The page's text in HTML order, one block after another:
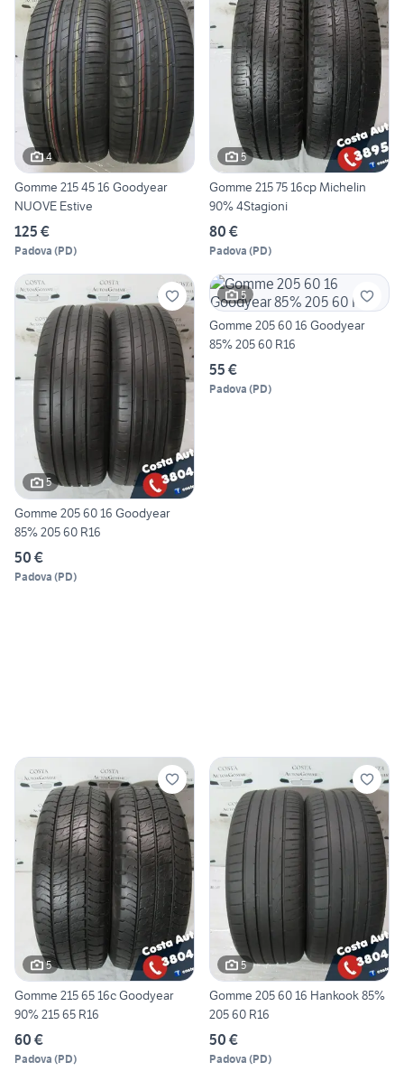
4
Gomme 215 45 16 Goodyear
NUOVE Estive
125 €
Padova (PD)
5
Gomme 215 75 16cp Michelin
90% 4Stagioni
80 €
Padova (PD)
5
Gomme 205 60 16 Goodyear
85% 205 60 R16
50 €
Padova (PD)
5
Gomme 205 60 16 Goodyear
85% 205 60 R16
55 €
Padova (PD)
5
Gomme 215 65 16c Goodyear
90% 215 65 R16
60 €
Padova (PD)
5
Gomme 205 60 16 Hankook 85%
205 60 R16
50 €
Padova (PD)